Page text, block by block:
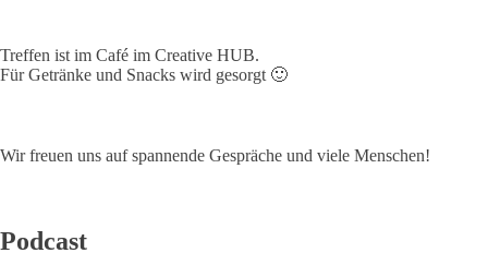
Treffen ist im Café im Creative HUB.
Für Getränke und Snacks wird gesorgt 🙂
Wir freuen uns auf spannende Gespräche und viele Menschen!
Podcast